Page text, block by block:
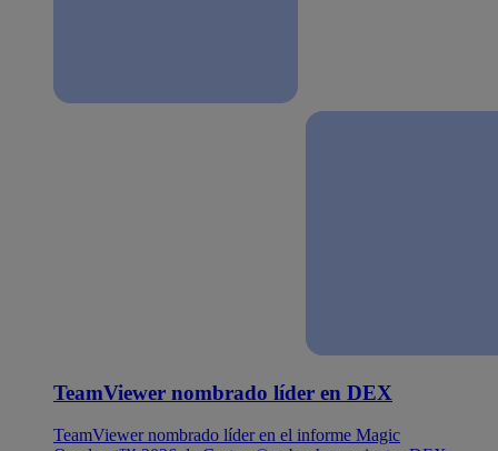
TeamViewer nombrado líder en DEX
TeamViewer nombrado líder en el informe Magic